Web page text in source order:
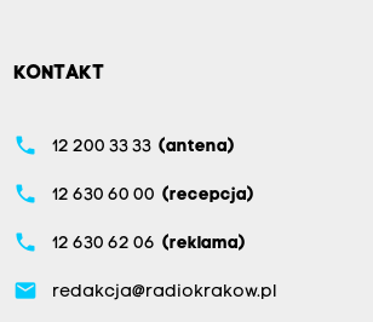
KONTAKT
phone 12 200 33 33 (antena)
phone 12 630 60 00 (recepcja)
phone 12 630 62 06 (reklama)
email redakcja@radiokrakow.pl